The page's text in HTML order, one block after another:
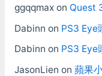
ggqqmaxon Quest
Dabinn on PS3 Eye
Dabinn on PS3 Eye
JasonLien on 蘋果